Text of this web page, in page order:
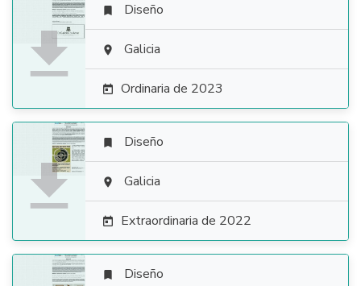

 Diseño
 Galicia
 Ordinaria de 2023

 Diseño
 Galicia
 Extraordinaria de 2022
 Diseño